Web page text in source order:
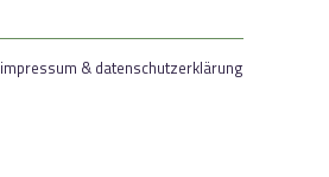
impressum & datenschutzerklärung